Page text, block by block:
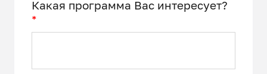
Какая программа Вас интересует?
*